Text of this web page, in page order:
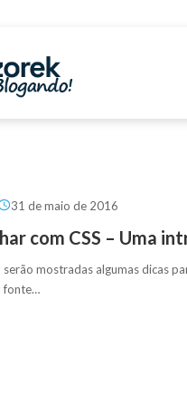
31 de maio de 2016
com CSS – Uma
mostradas algumas dicas
fonte…